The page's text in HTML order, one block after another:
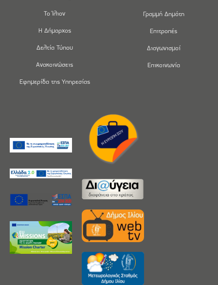
Το Ίλιον
Η Δήμαρχος
Δελτία Τύπου
Ανακοινώσεις
Εφημερίδα της Υπηρεσίας
Γραμμή Δημότη
Επιτροπές
Διαγωνισμοί
Επικοινωνία